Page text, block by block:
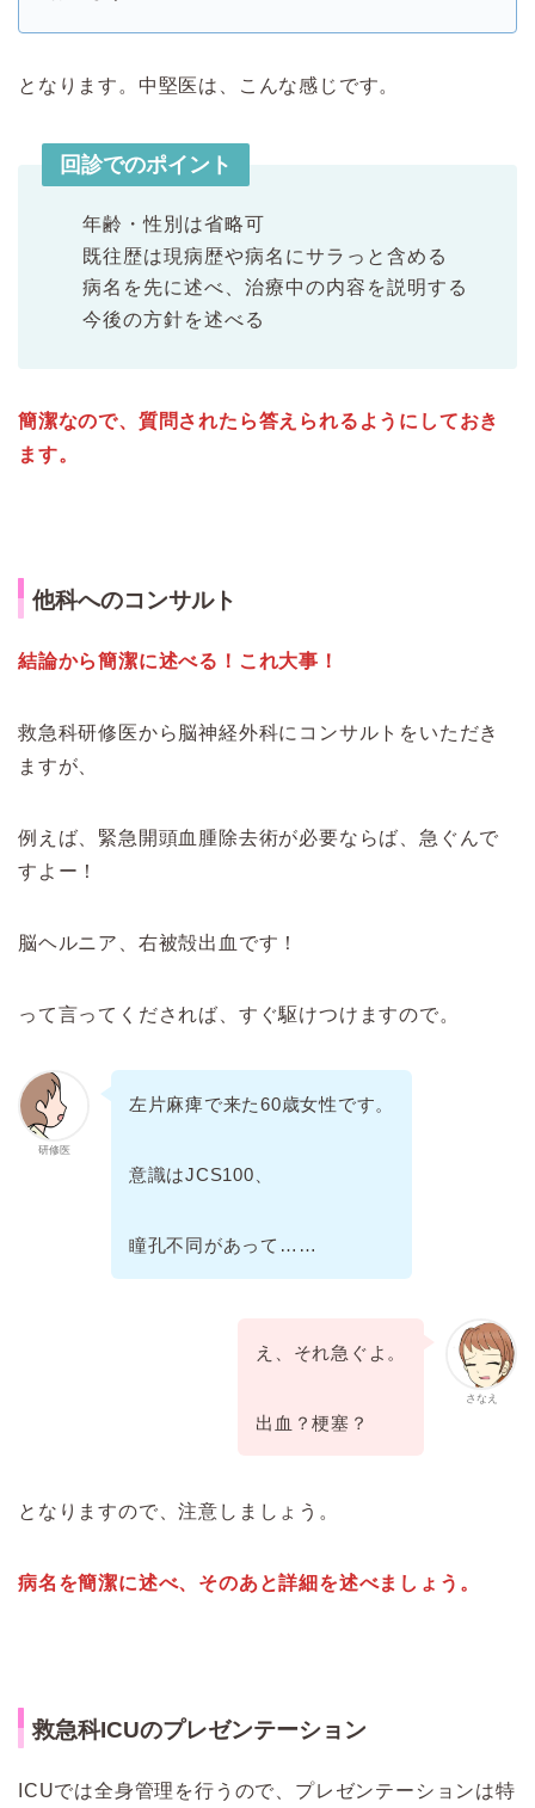
となります。中堅医は、こんな感じです。
回診でのポイント
年齢・性別は省略可
既往歴は現病歴や病名にサラっと含める
病名を先に述べ、治療中の内容を説明する
今後の方針を述べる
簡潔なので、質問されたら答えられるようにしておき
ます。
他科へのコンサルト
結論から簡潔に述べる！これ大事！
救急科研修医から脳神経外科にコンサルトをいただき
ますが、
例えば、緊急開頭血腫除去術が必要ならば、急ぐんで
すよー！
脳ヘルニア、右被殻出血です！
って言ってくだされば、すぐ駆けつけますので。
研修医
左片麻痺で来た60歳女性です。
意識はJCS100、
瞳孔不同があって……
さなえ
え、それ急ぐよ。
出血？梗塞？
となりますので、注意しましょう。
病名を簡潔に述べ、そのあと詳細を述べましょう。
救急科ICUのプレゼンテーション
ICUでは全身管理を行うので、プレゼンテーションは特